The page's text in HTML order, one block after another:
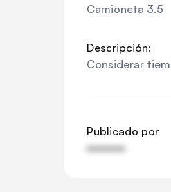
Camioneta 3.5
Descripción:
Considerar
Publicado por
••••••••